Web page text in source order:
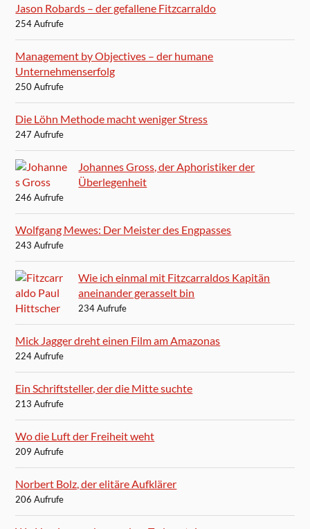
Jason Robards – der gefallene Fitzcarraldo
254 Aufrufe
Management by Objectives – der humane
Unternehmenserfolg
250 Aufrufe
Die Löhn Methode macht weniger Stress
247 Aufrufe
Johannes Gross, der Aphoristiker der
Überlegenheit
246 Aufrufe
Wolfgang Mewes: Der Meister des Engpasses
243 Aufrufe
Wie ich einmal mit Fitzcarraldos Kapitän
aneinander gerasselt bin
234 Aufrufe
Mick Jagger dreht einen Film am Amazonas
224 Aufrufe
Ein Schriftsteller, der die Mitte suchte
213 Aufrufe
Wo die Luft der Freiheit weht
209 Aufrufe
Norbert Bolz, der elitäre Aufklärer
206 Aufrufe